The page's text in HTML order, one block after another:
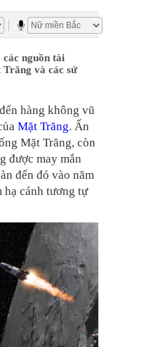
nguồn tài
và các sứ
hàng không vũ
Mặt Trăng. Ấn
Mặt Trăng, còn
được may mắn
đến đó vào năm
hạ cánh tương tự